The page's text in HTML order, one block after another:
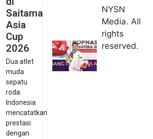
Saitama
Asia
Cup
2026
Dua atlet
muda
sepatu
roda
Indonesia
mencatatkan
prestasi
dengan
Indonesia
kirim tiga
lifter
muda ke
Kejuaraan
NYSN
Media. All
rights
reserved.